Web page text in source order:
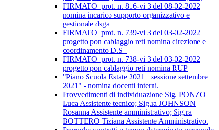
FIRMATO_prot. n. 816-vi 3 del 08-02-2022
nomina incarico supporto organizzativo e
gestionale dsga
FIRMATO_prot. n. 739-vi 3 del 03-02-2022
progetto pon cablaggio reti nomina direzione e
coordinamento D.S_
FIRMATO_prot. n. 738-vi 3 del 03-02-2022
progetto pon cablaggio reti nomina RUP
"Piano Scuola Estate 2021 - sessione settembre
2021" - nomina docenti interni.
Provvedimenti di individuazione Sig. PONZO
Luca Assistente tecnico; Sig.ra JOHNSON
Rosanna Assistente amministrativo; Sig.ra
BOTTERO Tiziana Assistente Amministrativo.